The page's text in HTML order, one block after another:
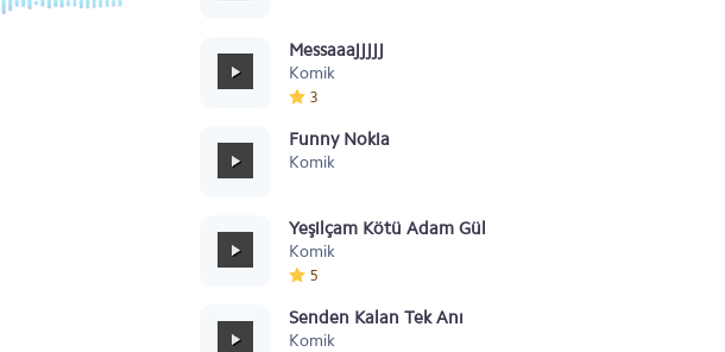
Messaaajjjjj
Komik
3
Funny Nokia
Komik
Yeşilçam Kötü Adam Gülüşü
Komik
5
Senden Kalan Tek Anı
Komik